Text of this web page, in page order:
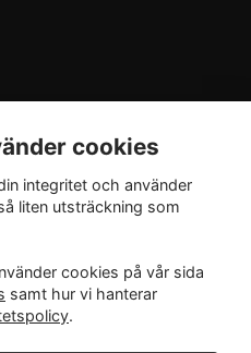
16.00
cookies
integritet och använder
liten utsträckning som
cookies på vår sida
samt hur vi hanterar
.